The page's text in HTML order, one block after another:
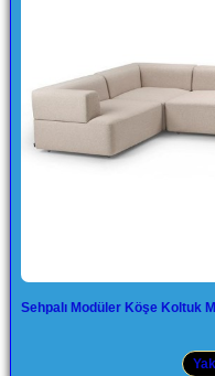
Sehpalı Modüler Köşe Koltuk